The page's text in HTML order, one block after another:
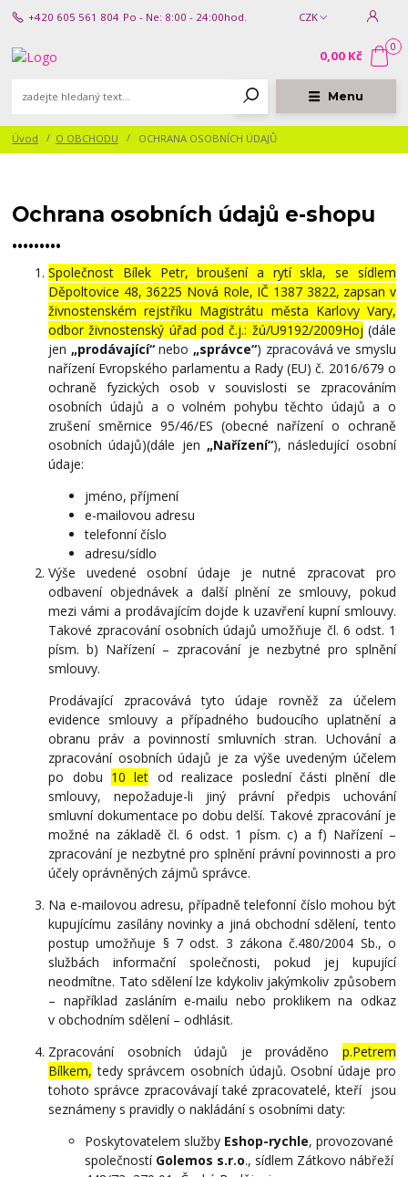
Menu
CZK
+420 605 561 804 Po - Ne: 8:00 - 24:00hod.
0
0,00 Kč
Úvod O OBCHODU OCHRANA OSOBNÍCH ÚDAJŮ
Ochrana osobních údajů e-shopu
………
Společnost Bílek Petr, broušení a rytí skla, se sídlem
Děpoltovice 48, 36225 Nová Role, IČ 1387 3822, zapsan v
živnostenském rejstříku Magistrátu města Karlovy Vary,
odbor živnostenský úřad pod č.j.: žú/U9192/2009Hoj (dále
jen „prodávající“nebo „správce“) zpracovává ve smyslu
nařízení Evropského parlamentu a Rady (EU) č. 2016/679 o
ochraně fyzických osob v souvislosti se zpracováním
osobních údajů a o volném pohybu těchto údajů a o
zrušení směrnice 95/46/ES (obecné nařízení o ochraně
osobních údajů)(dále jen „Nařízení“), následující osobní
údaje:
jméno, příjmení
e-mailovou adresu
telefonní číslo
adresu/sídlo
Výše uvedené osobní údaje je nutné zpracovat pro
odbavení objednávek a další plnění ze smlouvy, pokud
mezi vámi a prodávajícím dojde k uzavření kupní smlouvy.
Takové zpracování osobních údajů umožňuje čl. 6 odst. 1
písm. b) Nařízení – zpracování je nezbytné pro splnění
smlouvy.
Prodávající zpracovává tyto údaje rovněž za účelem
evidence smlouvy a případného budoucího uplatnění a
obranu práv a povinností smluvních stran. Uchování a
zpracování osobních údajů je za výše uvedeným účelem
po dobu 10 let od realizace poslední části plnění dle
smlouvy, nepožaduje-li jiný právní předpis uchování
smluvní dokumentace po dobu delší. Takové zpracování je
možné na základě čl. 6 odst. 1 písm. c) a f) Nařízení –
zpracování je nezbytné pro splnění právní povinnosti a pro
účely oprávněných zájmů správce.
Na e-mailovou adresu, případně telefonní číslo mohou být
kupujícímu zasílány novinky a jiná obchodní sdělení, tento
postup umožňuje § 7 odst. 3 zákona č.480/2004 Sb., o
službách informační společnosti, pokud jej kupující
neodmítne. Tato sdělení lze kdykoliv jakýmkoliv způsobem
– například zasláním e-mailu nebo proklikem na odkaz
v obchodním sdělení – odhlásit.
Zpracování osobních údajů je prováděno p.Petrem
Bílkem, tedy správcem osobních údajů. Osobní údaje pro
tohoto správce zpracovávají také zpracovatelé, kteří jsou
seznámeny s pravidly o nakládání s osobními daty:
Poskytovatelem služby Eshop-rychle, provozované
společností Golemos s.r.o., sídlem Zátkovo nábřeží